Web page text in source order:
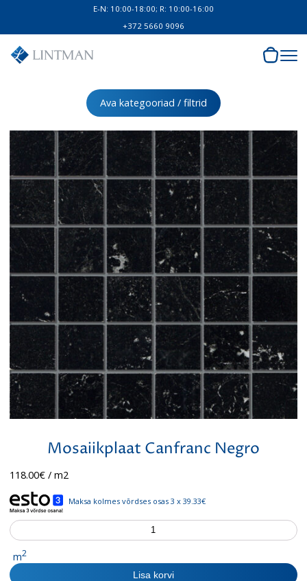
E-N: 10:00-18:00; R: 10:00-16:00
+372 5660 9096
Ava kategooriad / filtrid
Mosaiikplaat Canfranc Negro
118.00€/ m2
Maksa kolmes võrdses osas 3 x 39.33€
Mosaiikplaat
Canfranc
Negro
kogus
m2
Lisa korvi